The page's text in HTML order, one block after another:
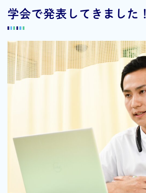
学会で発表してきました！